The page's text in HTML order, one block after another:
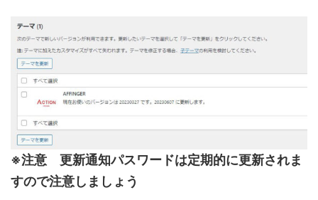
※注意 更新通知パスワードは定期的に更新されま
すので注意しましょう